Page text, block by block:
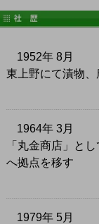
1952年 8月
東上野にて漬物
1964年 3月
「丸金商店」と
へ拠点を移す
1979年 5月